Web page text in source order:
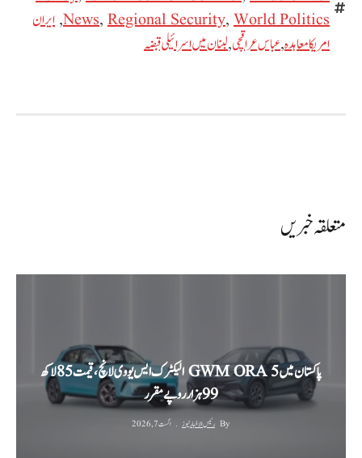
News, Regional Security, World Politics
, ایران
امریکا معاہدہ,عباس عراقچی,لبنان میں اسرائیلی قبضہ
متعلقہ خبریں
پاکستان میں GWM ORA 5 الیکٹرک ایس یو وی لانچ، قیمت 85 لاکھ
99 ہزار روپے مقرر
By رئیس الاخبار نیوز اگست 7, 2026